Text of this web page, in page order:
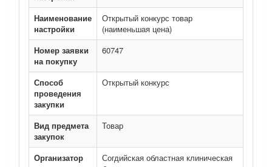
Наименование
настройки
Открытый конкурс товар
(наименьшая цена)
Номер заявки
на покупку
60747
Способ
проведения
закупки
Открытый конкурс
Вид предмета
закупок
Товар
Организатор
Согдийская областная клиническая